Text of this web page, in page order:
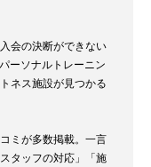
会の決断ができない
ーソナルトレーニン
ネス施設が見つかる
ミが多数掲載。一言
タッフの対応」「施